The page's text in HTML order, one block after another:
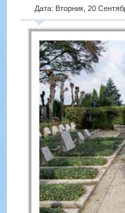
Дата: Вторник, 20